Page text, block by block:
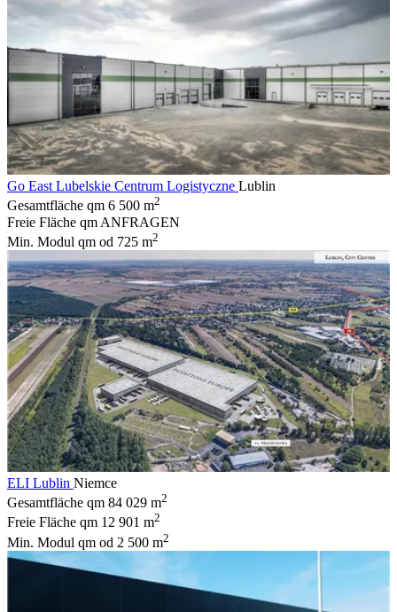
Go East Lubelskie Centrum Logistyczne Lublin
Gesamtfläche qm 6 500 m2
Freie Fläche qm ANFRAGEN
Min. Modul qm od 725 m2
ELI Lublin Niemce
Gesamtfläche qm 84 029 m2
Freie Fläche qm 12 901 m2
Min. Modul qm od 2 500 m2